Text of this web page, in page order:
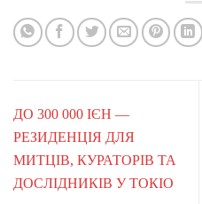
ДО 300 000 ІЄН —
РЕЗИДЕНЦІЯ ДЛЯ
МИТЦІВ, КУРАТОРІВ ТА
ДОСЛІДНИКІВ У ТОКІО